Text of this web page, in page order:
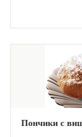
Пончики с